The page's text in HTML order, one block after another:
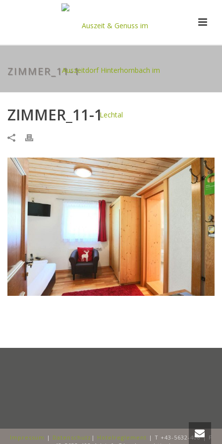
ZIMMER_11-1
ZIMMER_11-1
Impressum | Datenschutz | Hotelreglement | T +43-5632-408 | F